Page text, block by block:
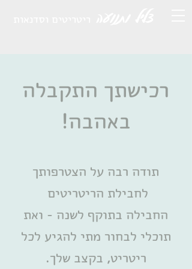
רכישתך התקבלה
באהבה!
תודה רבה על הצטרפותך
לחבילת הריטריטים
החבילה בתוקף לשנה - ואת
תוכלי לבחור מתי להגיע לכל
ריטריט, בקצב שלך.